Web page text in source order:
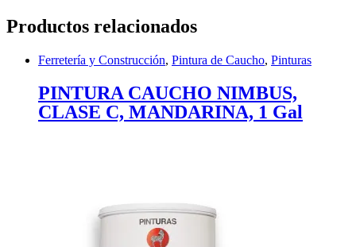
Productos relacionados
Ferretería y Construcción, Pintura de Caucho, Pinturas
PINTURA CAUCHO NIMBUS,
CLASE C, MANDARINA, 1 Gal